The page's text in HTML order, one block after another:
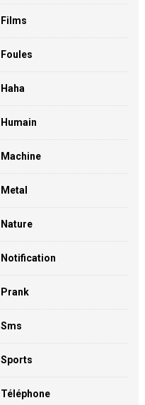
Films
Foules
Haha
Humain
Machine
Metal
Nature
Notification
Prank
Sms
Sports
Téléphone